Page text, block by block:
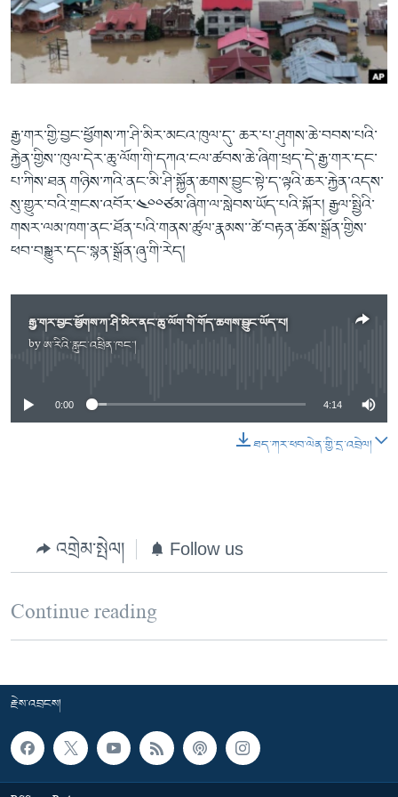
འཚོལ་
ཞིབ་
ལ་
བསྐྱོད།
དྲ་བརྙན་གསར་འགྱུར།
ཁ་བའི་མི་སྣ།
བུད་མེད་ལེ་ཚན།
ཆབ་སྲིད་བཙོན་པ་ངོ་སྤྲོད།
བགྲོ་གླེང་མདུན་ལྕོག
བསྐྱར་ཞིབ།
པོ་ཊི་ཁ་སི།
ཕ་ཡུལ་གླེང་སྟེགས།
ཆོས་རིག་ལེ་ཚན།
གཞོན་སྐྱེས་དང་ཤེས་ཡོན།
འཕྲོད་བསྟེན་དང་དོན་ལྡན་གྱི་མི་ཚེ།
སོ་ཡ་ལ། བོད་ཀྱི་གླུ་གཞས།
Learning English
རྗེས་འབྲངས།
སྐད་ཡིག
རྒྱ་གར་གྱི་བྱང་ཕྱོགས་ཀ་ཤི་མིར་མངའ་ཁུལ་དུ་ ཆར་པ་ཤུགས་ཆེ་བབས་པའི་
རྐྱེན་གྱིས་་ཁུལ་དེར་ཆུ་ལོག་གི་དཀའ་ངལ་ཚབས་ཆེ་ཞིག་ཕྲད་དེ་རྒྱ་གར་དང་
པ་ཀིས་ཐན གཉིས་ཀའི་ནང་མི་ཤི་སྐྱོན་ཆགས་བྱུང་སྟེ་ད་ལྟའི་ཆར་རྐྱེན་འདས་
སུ་གྱུར་བའི་གྲངས་འབོར་༤༠༠ཙམ་ཞིག་ལ་སླེབས་ཡོད་པའི་སྐོར། རྒྱལ་སྤྱིའི་
གསར་ལམ་ཁག་ནང་ཐོན་པའི་གནས་ཚུལ་རྣམས་་ཚེ་བརྟན་ཆོས་སྒྲོན་གྱིས་
ཕབ་བསྒྱུར་དང་སྙན་སྒྲོན་ཞུ་གི་རེད།
རྒྱ་གར་བྱང་ཕྱོགས་ཀ་ཤི་མིར་ནང་ཆུ་ལོག་གི་གོད་ཆགས་བྱུང་ཡོད་པ།
byཨ་རིའི་རླུང་འཕྲིན་ཁང་།No media source currently available
0:00 4:14
ཐད་ཀར་ཕབ་ལེན་གྱི་དྲ་འབྲེལ།
འགྲེམ་སྤེལ། Follow us
Continue reading
རྗེས་འབྲངས།